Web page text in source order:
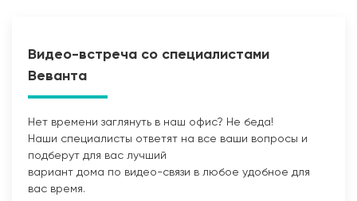
Видео-встреча со специалистами
Веванта
Нет времени заглянуть в наш офис? Не беда!
Наши специалисты ответят на все ваши вопросы и
подберут для вас лучший
вариант дома по видео-связи в любое удобное для
вас время.